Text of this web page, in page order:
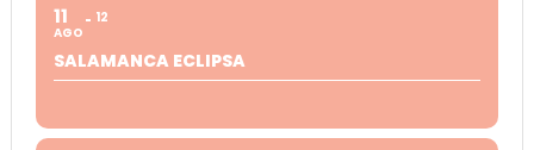
11
AGO
12
SALAMANCA ECLIPSA